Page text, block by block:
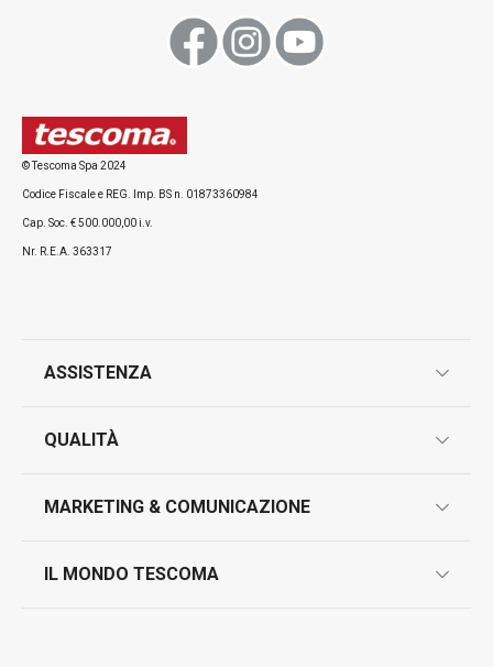
© Tescoma Spa 2024
Codice Fiscale e REG. Imp. BS n. 01873360984
Cap. Soc. € 500.000,00 i.v.
Nr. R.E.A. 363317
ASSISTENZA
contatti
QUALITÀ
test sui prodotti
MARKETING & COMUNICAZIONE
IL MONDO TESCOMA